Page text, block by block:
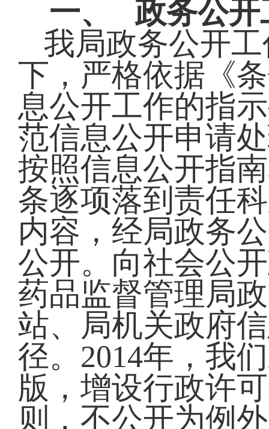
一、
政务公
我局政务公开
下，严格依据《
息公开工作的指
范信息公开申请
按照信息公开指
条逐项落到责任
内容，经局政务
公开。向社会公
药品监督管理局
站、局机关政府
径。2014年，我
版，增设行政许
则，不公开为例